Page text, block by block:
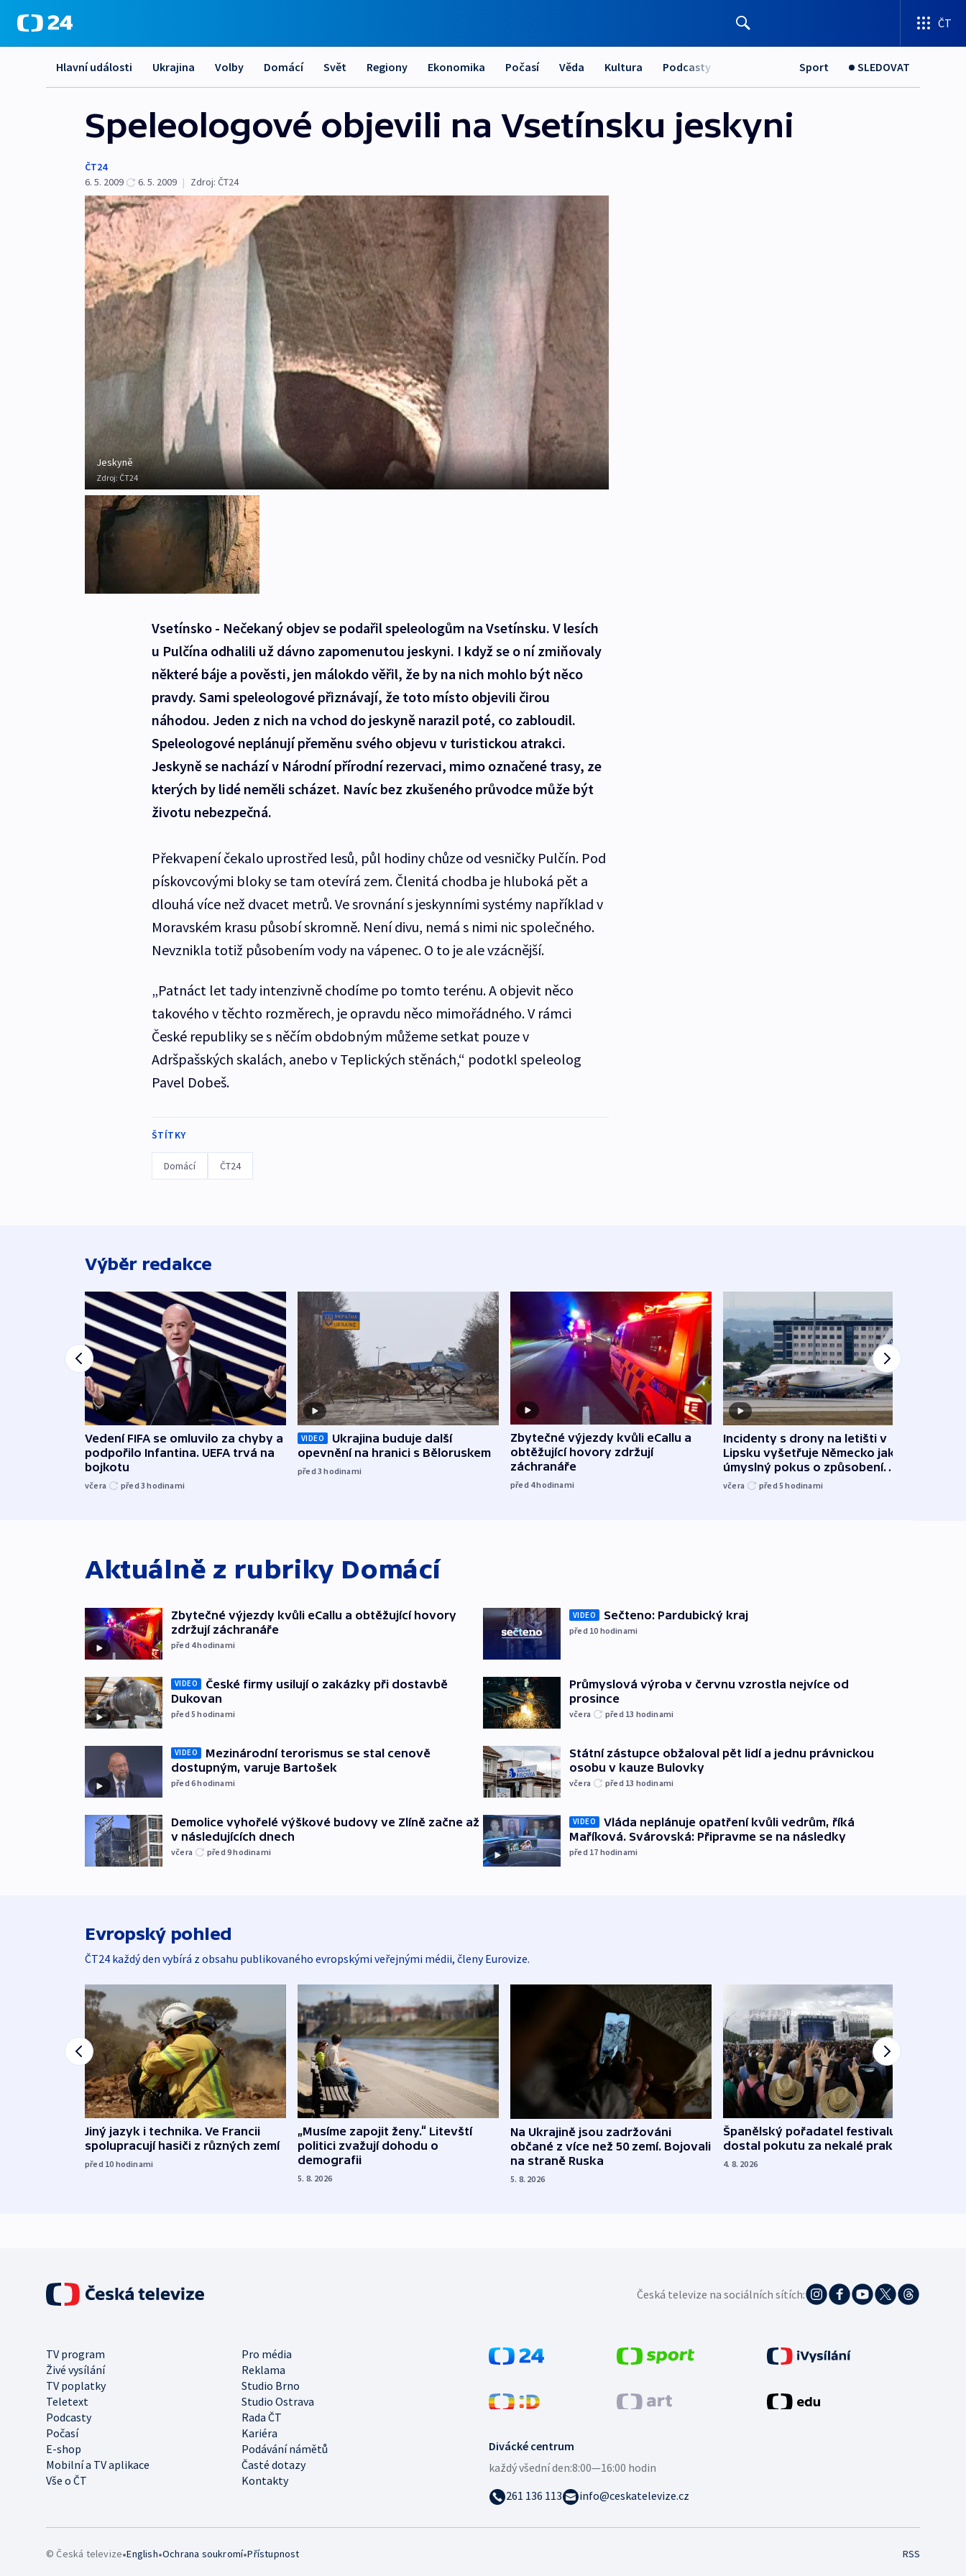
ČT
Hlavní události Ukrajina Volby Domácí Svět Regiony Ekonomika Počasí Věda Kultura Podcasty Sport SLEDOVAT
Speleologové objevili na Vsetínsku jeskyni
ČT24
6. 5. 2009
6. 5. 2009 | Zdroj: ČT24
Jeskyně
Zdroj: ČT24
Vsetínsko - Nečekaný objev se podařil speleologům na Vsetínsku. V lesích
u Pulčína odhalili už dávno zapomenutou jeskyni. I když se o ní zmiňovaly
některé báje a pověsti, jen málokdo věřil, že by na nich mohlo být něco
pravdy. Sami speleologové přiznávají, že toto místo objevili čirou
náhodou. Jeden z nich na vchod do jeskyně narazil poté, co zabloudil.
Speleologové neplánují přeměnu svého objevu v turistickou atrakci.
Jeskyně se nachází v Národní přírodní rezervaci, mimo označené trasy, ze
kterých by lidé neměli scházet. Navíc bez zkušeného průvodce může být
životu nebezpečná.
Překvapení čekalo uprostřed lesů, půl hodiny chůze od vesničky Pulčín. Pod
pískovcovými bloky se tam otevírá zem. Členitá chodba je hluboká pět a
dlouhá více než dvacet metrů. Ve srovnání s jeskynními systémy například v
Moravském krasu působí skromně. Není divu, nemá s nimi nic společného.
Nevznikla totiž působením vody na vápenec. O to je ale vzácnější.
„Patnáct let tady intenzivně chodíme po tomto terénu. A objevit něco
takového v těchto rozměrech, je opravdu něco mimořádného. V rámci
České republiky se s něčím obdobným můžeme setkat pouze v
Adršpašských skalách, anebo v Teplických stěnách,“ podotkl speleolog
Pavel Dobeš.
ŠTÍTKY
Domácí ČT24
Výběr redakce
Vedení FIFA se omluvilo za chyby a
podpořilo Infantina. UEFA trvá na
bojkotu
včera před 3hodinami
VIDEO
Ukrajina buduje další
opevnění na hranici s Běloruskem
před 3hodinami
Zbytečné výjezdy kvůli eCallu a
obtěžující hovory zdržují
záchranáře
před 4hodinami
Incidenty s drony na letišti v
Lipsku vyšetřuje Německo jako
úmyslný pokus o způsobení
exploze
včera před 5hodinami
Aktuálně z rubriky Domácí
Zbytečné výjezdy kvůli eCallu a obtěžující hovory
zdržují záchranáře
před 4hodinami
VIDEO
České firmy usilují o zakázky při dostavbě
Dukovan
před 5hodinami
VIDEO
Mezinárodní terorismus se stal cenově
dostupným, varuje Bartošek
před 6hodinami
Demolice vyhořelé výškové budovy ve Zlíně začne až
v následujících dnech
včera před 9hodinami
VIDEO Sečteno: Pardubický kraj
před 10 hodinami
Průmyslová výroba v červnu vzrostla nejvíce od
prosince
včera před 13 hodinami
Státní zástupce obžaloval pět lidí a jednu právnickou
osobu v kauze Bulovky
včera před 13 hodinami
VIDEO
Vláda neplánuje opatření kvůli vedrům, říká
Maříková. Svárovská: Připravme se na následky
před 17 hodinami
Evropský pohled
ČT24 každý den vybírá z obsahu publikovaného evropskými veřejnými médii, členy Eurovize.
Jiný jazyk i technika. Ve Francii
spolupracují hasiči z různých zemí
před 10 hodinami
„Musíme zapojit ženy.“ Litevští
politici zvažují dohodu o
demografii
5. 8. 2026
Na Ukrajině jsou zadržováni
občané z více než 50 zemí. Bojovali
na straně Ruska
5. 8. 2026
Španělský pořadatel festivalu
dostal pokutu za nekalé praktiky
4. 8. 2026
Česká televize na sociálních sítích:
TV program
Pro média
Živé vysílání
Reklama
TV poplatky
Studio Brno
Teletext
Studio Ostrava
Podcasty
Rada ČT
Počasí
Kariéra
E-shop
Podávání námětů
Mobilní a TV aplikace
Časté dotazy
Vše o ČT
Kontakty
Divácké centrum
každý všední den:8:00—16:00 hodin
261 136 113
info@ceskatelevize.cz
© Česká televize•English•Ochrana soukromí•Přístupnost RSS